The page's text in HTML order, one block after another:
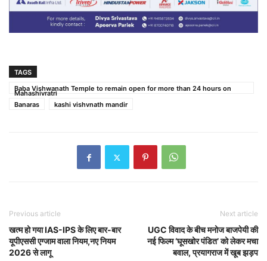
TAGS
Baba Vishwanath Temple to remain open for more than 24 hours on
Mahashivratri
Banaras
kashi vishvnath mandir
Previous article
खत्म हो गया IAS-IPS के लिए बार-बार
यूपीएससी एग्जाम वाला नियम,नए नियम
2026 से लागू
Next article
UGC विवाद के बीच मनोज बाजपेयी की
नई फिल्म ‘घूसखोर पंडित’ को लेकर मचा
बवाल, प्रयागराज में खूब झड़प